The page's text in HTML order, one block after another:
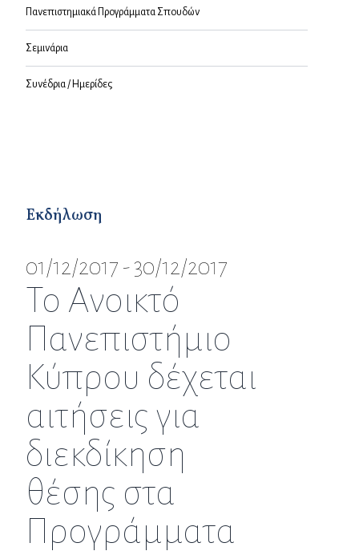
Πανεπιστημιακά Προγράμματα Σπουδών
Σεμινάρια
Συνέδρια / Ημερίδες
Εκδήλωση
01/12/2017 - 30/12/2017
Το Ανοικτό
Πανεπιστήμιο
Κύπρου δέχεται
αιτήσεις για
διεκδίκηση
θέσης στα
Προγράμματα